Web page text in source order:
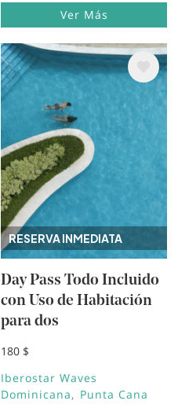
Ver Más
RESERVA INMEDIATA
Image
Day Pass Todo Incluido
con Uso de Habitación
para dos
180 $
Iberostar Waves
Dominicana
Punta Cana